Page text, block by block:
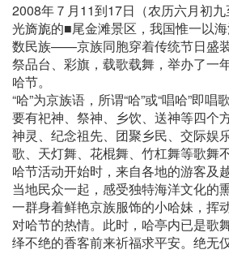
2008年７月11到17日（农历六月初
光旖旎的■尾金滩景区，我国惟一以
数民族——京族同胞穿着传统节日盛装
祭品台、彩旗，载歌载舞，举办了
哈节。
“哈”为京族语，所谓“哈”或“唱哈”即
要有祀神、祭神、乡饮、送神等四个
神灵、纪念祖先、团聚乡民、交际娱
歌、天灯舞、花棍舞、竹杠舞等歌舞
哈节活动开始时，来自各地的游客及
当地民众一起，感受独特海洋文化的
一群身着鲜艳京族服饰的小哈妹，挥
对哈节的热情。此时，哈亭内已是歌
绎不绝的香客前来祈福求平安。绝无